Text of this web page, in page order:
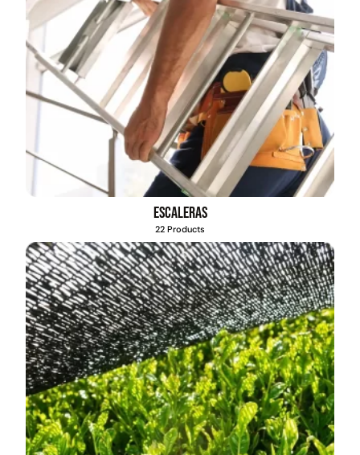
Escaleras
22 Products